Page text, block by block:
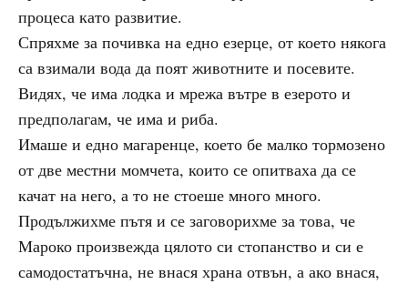
процеса като развитие.
Спряхме за почивка на едно езерце, от което някога
са взимали вода да поят животните и посевите.
Видях, че има лодка и мрежа вътре в езерото и
предполагам, че има и риба.
Имаше и едно магаренце, което бе малко тормозено
от две местни момчета, които се опитваха да се
качат на него, а то не стоеше много много.
Продължихме пътя и се заговорихме за това, че
Мароко произвежда цялото си стопанство и си е
самодостатъчна, не внася храна отвън, а ако внася,